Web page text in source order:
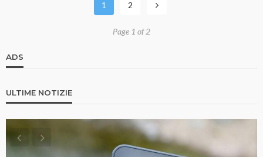
1 2
Page 1 of 2
ADS
ULTIME NOTIZIE